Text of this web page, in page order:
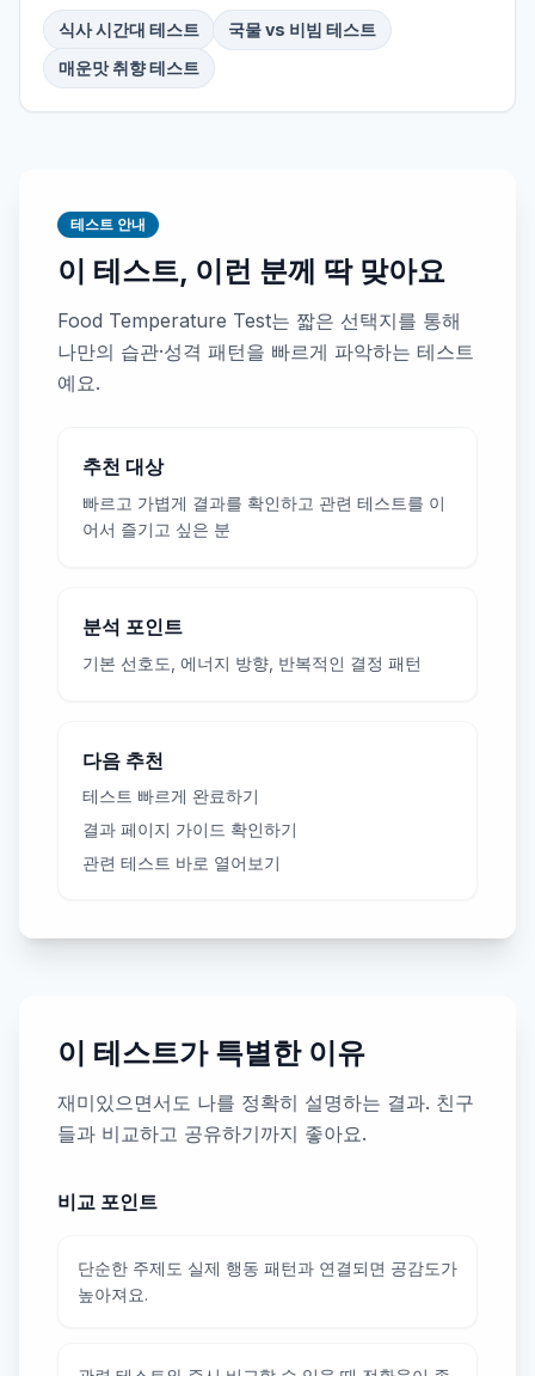
식사 시간대 테스트
국물 vs 비빔 테스트
매운맛 취향 테스트
테스트 안내
이 테스트, 이런 분께 딱 맞아요
Food Temperature Test는 짧은 선택지를 통해
나만의 습관·성격 패턴을 빠르게 파악하는 테스트
예요.
추천 대상
빠르고 가볍게 결과를 확인하고 관련 테스트를 이
어서 즐기고 싶은 분
분석 포인트
기본 선호도, 에너지 방향, 반복적인 결정 패턴
다음 추천
테스트 빠르게 완료하기
결과 페이지 가이드 확인하기
관련 테스트 바로 열어보기
이 테스트가 특별한 이유
재미있으면서도 나를 정확히 설명하는 결과. 친구
들과 비교하고 공유하기까지 좋아요.
비교 포인트
단순한 주제도 실제 행동 패턴과 연결되면 공감도가
높아져요.